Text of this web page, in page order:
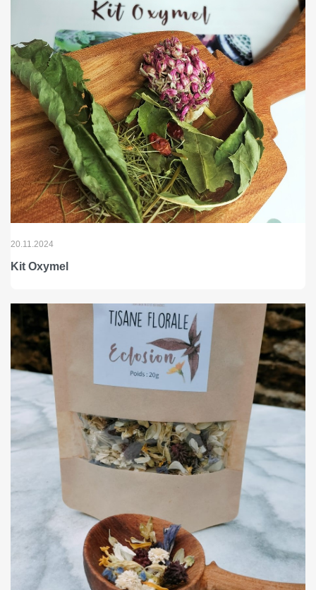
20.11.2024
Kit Oxymel